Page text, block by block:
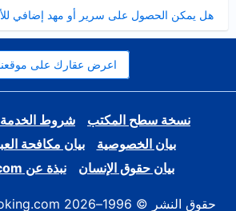
هل يمكن الحصول على سرير أو مهد إضافي
مصغر
اعرض عقارك على
نسخة سطح المكتب شروط الخدمة
بيان الخصوصية
بيان مكافحة
بيان حقوق الإنسان
نبذة عن Booking.com